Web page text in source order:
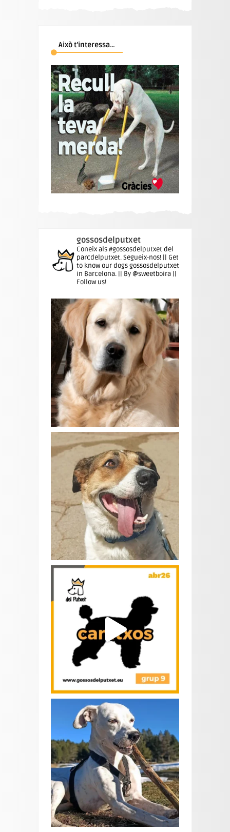
Això t’interessa…
gossosdelputxet
Coneix als #gossosdelputxet del
parcdelputxet. Segueix-nos! || Get
to know our dogs gossosdelputxet
in Barcelona. || By @sweetboira ||
Follow us!